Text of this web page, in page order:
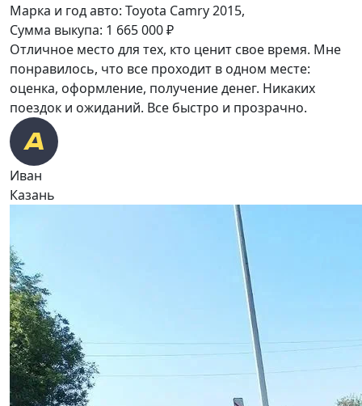
Марка и год авто: Toyota Camry 2015,
Сумма выкупа: 1 665 000 ₽
Отличное место для тех, кто ценит свое время. Мне
понравилось, что все проходит в одном месте:
оценка, оформление, получение денег. Никаких
поездок и ожиданий. Все быстро и прозрачно.
Иван
Казань